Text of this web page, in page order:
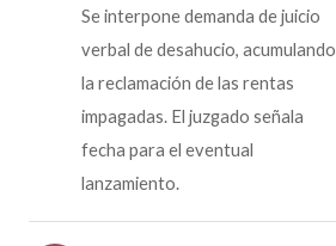
Se interpone demanda de juicio
verbal de desahucio, acumulando
la reclamación de las rentas
impagadas. El juzgado señala
fecha para el eventual
lanzamiento.